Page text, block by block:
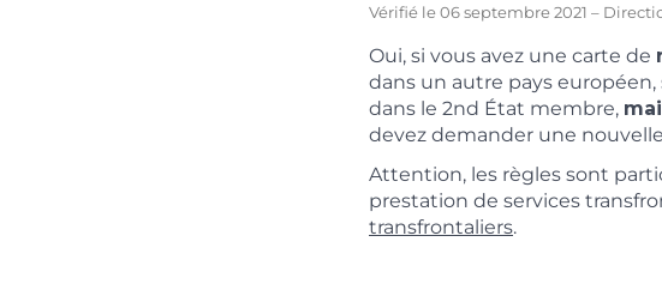
Vérifié le 06 septembre 2021 –
Oui, si vous avez une carte de
dans un autre pays
dans le 2nd État membre,
devez demander une
Attention, les règles sont
prestation de services
transfrontaliers.